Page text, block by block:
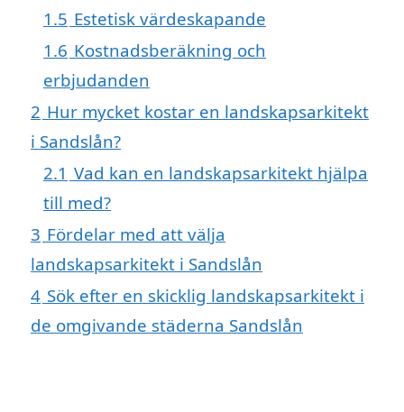
1.5 Estetisk värdeskapande
1.6 Kostnadsberäkning och
erbjudanden
2 Hur mycket kostar en landskapsarkitekt
i Sandslån?
2.1 Vad kan en landskapsarkitekt hjälpa
till med?
3 Fördelar med att välja
landskapsarkitekt i Sandslån
4 Sök efter en skicklig landskapsarkitekt i
de omgivande städerna Sandslån